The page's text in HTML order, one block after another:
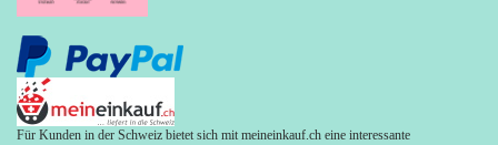
Für Kunden in der Schweiz bietet sich mit meineinkauf.ch eine interessante